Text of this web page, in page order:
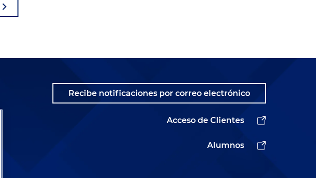
Recibe notificaciones por correo electrónico
Acceso de Clientes
Alumnos